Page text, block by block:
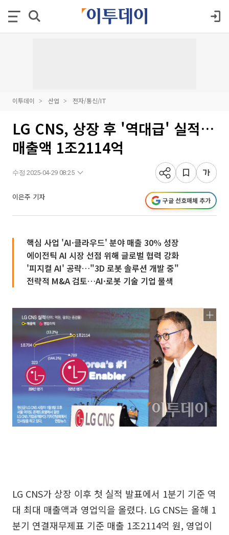
이투데이 산업 전자/통신/IT
LG CNS, 상장 후 '역대급' 실적…
매출액 1조2114억
수정 2025-04-29 08:25
이은주 기자 구글 선호매체 추가
핵심 사업 'AI·클라우드' 분야 매출 30% 성장
에이전틱 AI 시장 선점 위해 글로벌 협력 강화
'피지컬 AI' 공략…"3D 로봇 솔루션 개발 중"
전략적 M&A 검토…AI·로봇 기술 기업 물색
LG CNS가 상장 이후 첫 실적 발표에서 1분기 기준 역
대 최대 매출액과 영업익을 올렸다. LG CNS는 올해 1
분기 연결재무제표 기준 매출 1조2114억 원, 영업이